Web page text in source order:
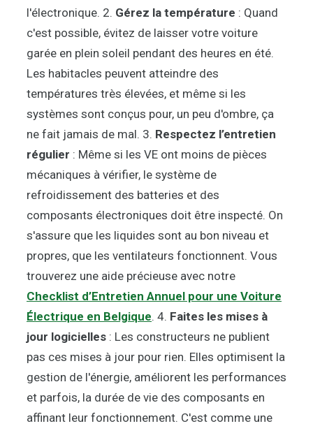
l'électronique. 2. Gérez la température : Quand
c'est possible, évitez de laisser votre voiture
garée en plein soleil pendant des heures en été.
Les habitacles peuvent atteindre des
températures très élevées, et même si les
systèmes sont conçus pour, un peu d'ombre, ça
ne fait jamais de mal. 3. Respectez l’entretien
régulier : Même si les VE ont moins de pièces
mécaniques à vérifier, le système de
refroidissement des batteries et des
composants électroniques doit être inspecté. On
s'assure que les liquides sont au bon niveau et
propres, que les ventilateurs fonctionnent. Vous
trouverez une aide précieuse avec notre
Checklist d’Entretien Annuel pour une Voiture
Électrique en Belgique. 4. Faites les mises à
jour logicielles : Les constructeurs ne publient
pas ces mises à jour pour rien. Elles optimisent la
gestion de l'énergie, améliorent les performances
et parfois, la durée de vie des composants en
affinant leur fonctionnement. C'est comme une